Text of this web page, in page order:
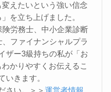
えたいという強い信念
を立ち上げました。
労務士、中小企業診断
ファイナンシャルプラ
ザー3級持ちの私が「お
かりやすくお伝えるこ
いきます。
さい。＞＞ 運営者情報